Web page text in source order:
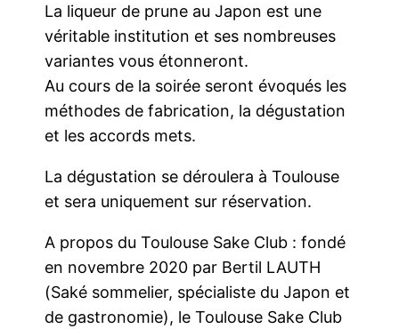
La liqueur de prune au Japon est une
véritable institution et ses nombreuses
variantes vous étonneront.
Au cours de la soirée seront évoqués les
méthodes de fabrication, la dégustation
et les accords mets.
La dégustation se déroulera à Toulouse
et sera uniquement sur réservation.
A propos du Toulouse Sake Club : fondé
en novembre 2020 par Bertil LAUTH
(Saké sommelier, spécialiste du Japon et
de gastronomie), le Toulouse Sake Club